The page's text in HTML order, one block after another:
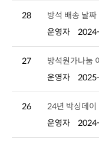
28
방석 배송 날짜
운영자
27
방석원가나눔
운영자
26
24년 박싱데이
운영자